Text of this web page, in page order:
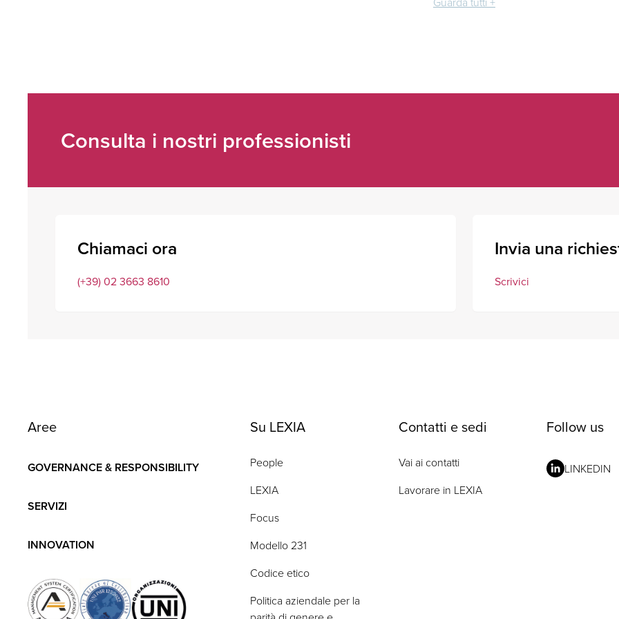
Consulta i nostri professionisti
Chiamaci ora
(+39) 02 3663 8610
Invia una
Scrivici
Aree
GOVERNANCE & RESPONSIBILITY
SERVIZI
INNOVATION
Su LEXIA
People
LEXIA
Focus
Modello 231
Codice etico
Politica aziendale per la
Contatti e sedi
Vai ai contatti
Lavorare in LEXIA
Follow us
LINKEDIN